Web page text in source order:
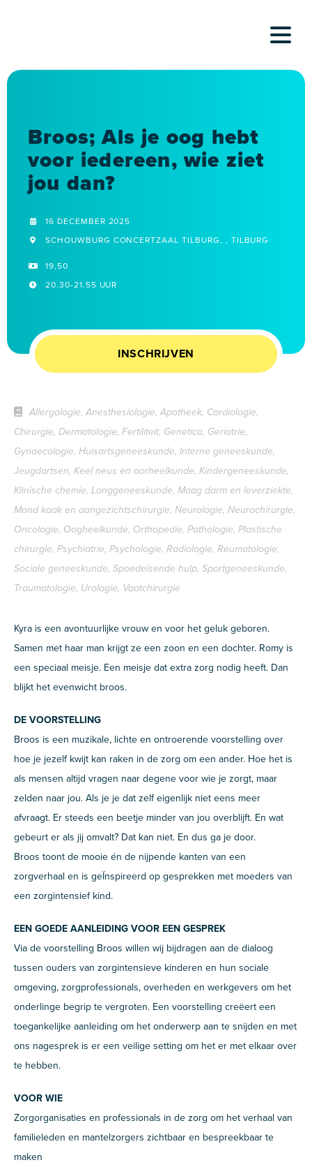
Broos; Als je oog hebt
voor iedereen, wie ziet
jou dan?
16 DECEMBER 2025
SCHOUWBURG CONCERTZAAL TILBURG, , TILBURG
19,50
20.30-21.55 UUR
INSCHRIJVEN
Allergologie, Anesthesiologie, Apotheek, Cardiologie,
Chirurgie, Dermatologie, Fertiliteit, Genetica, Geriatrie,
Gynaecologie, Huisartsgeneeskunde, Interne geneeskunde,
Jeugdartsen, Keel neus en oorheelkunde, Kindergeneeskunde,
Klinische chemie, Longgeneeskunde, Maag darm en leverziekte,
Mond kaak en aangezichtschirurgie, Neurologie, Neurochirurgie,
Oncologie, Oogheelkunde, Orthopedie, Pathologie, Plastische
chirurgie, Psychiatrie, Psychologie, Radiologie, Reumatologie,
Sociale geneeskunde, Spoedeisende hulp, Sportgeneeskunde,
Traumatologie, Urologie, Vaatchirurgie
Kyra is een avontuurlijke vrouw en voor het geluk geboren.
Samen met haar man krijgt ze een zoon en een dochter. Romy is
een speciaal meisje. Een meisje dat extra zorg nodig heeft. Dan
blijkt het evenwicht broos.
DE VOORSTELLING
Broos is een muzikale, lichte en ontroerende voorstelling over
hoe je jezelf kwijt kan raken in de zorg om een ander. Hoe het is
als mensen altijd vragen naar degene voor wie je zorgt, maar
zelden naar jou. Als je je dat zelf eigenlijk niet eens meer
afvraagt. Er steeds een beetje minder van jou overblijft. En wat
gebeurt er als jij omvalt? Dat kan niet. En dus ga je door.
Broos toont de mooie én de nijpende kanten van een
zorgverhaal en is geÏnspireerd op gesprekken met moeders van
een zorgintensief kind.
EEN GOEDE AANLEIDING VOOR EEN GESPREK
Via de voorstelling Broos willen wij bijdragen aan de dialoog
tussen ouders van zorgintensieve kinderen en hun sociale
omgeving, zorgprofessionals, overheden en werkgevers om het
onderlinge begrip te vergroten. Een voorstelling creëert een
toegankelijke aanleiding om het onderwerp aan te snijden en met
ons nagesprek is er een veilige setting om het er met elkaar over
te hebben.
VOOR WIE
Zorgorganisaties en professionals in de zorg om het verhaal van
familieleden en mantelzorgers zichtbaar en bespreekbaar te
maken